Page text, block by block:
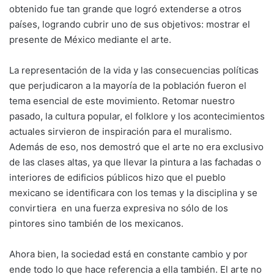
obtenido fue tan grande que logró extenderse a otros
países, logrando cubrir uno de sus objetivos: mostrar el
presente de México mediante el arte.
La representación de la vida y las consecuencias políticas
que perjudicaron a la mayoría de la población fueron el
tema esencial de este movimiento. Retomar nuestro
pasado, la cultura popular, el folklore y los acontecimientos
actuales sirvieron de inspiración para el muralismo.
Además de eso, nos demostró que el arte no era exclusivo
de las clases altas, ya que llevar la pintura a las fachadas o
interiores de edificios públicos hizo que el pueblo
mexicano se identificara con los temas y la disciplina y se
convirtiera en una fuerza expresiva no sólo de los
pintores sino también de los mexicanos.
Ahora bien, la sociedad está en constante cambio y por
ende todo lo que hace referencia a ella también. El arte no